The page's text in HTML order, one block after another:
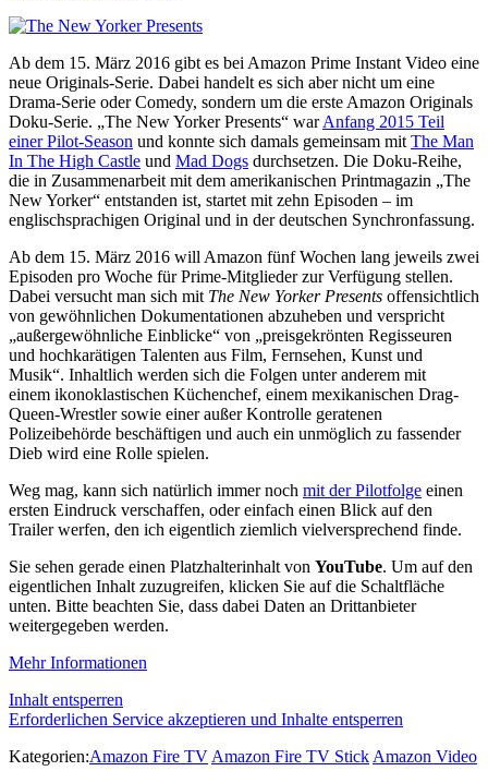
Ab dem 15. März 2016 gibt es bei Amazon Prime Instant Video eine
neue Originals-Serie. Dabei handelt es sich aber nicht um eine
Drama-Serie oder Comedy, sondern um die erste Amazon Originals
Doku-Serie. „The New Yorker Presents“ warAnfang 2015 Teil
einer Pilot-Season und konnte sich damals gemeinsam mitThe Man
In The High Castle und Mad Dogs durchsetzen. Die Doku-Reihe,
die in Zusammenarbeit mit dem amerikanischen Printmagazin „The
New Yorker“ entstanden ist, startet mit zehn Episoden – im
englischsprachigen Original und in der deutschen Synchronfassung.
Ab dem 15. März 2016 will Amazon fünf Wochen lang jeweils zwei
Episoden pro Woche für Prime-Mitglieder zur Verfügung stellen.
Dabei versucht man sich mit The New Yorker Presents offensichtlich
von gewöhnlichen Dokumentationen abzuheben und verspricht
„außergewöhnliche Einblicke“ von „preisgekrönten Regisseuren
und hochkarätigen Talenten aus Film, Fernsehen, Kunst und
Musik“. Inhaltlich werden sich die Folgen unter anderem mit
einem ikonoklastischen Küchenchef, einem mexikanischen Drag-
Queen-Wrestler sowie einer außer Kontrolle geratenen
Polizeibehörde beschäftigen und auch ein unmöglich zu fassender
Dieb wird eine Rolle spielen.
Weg mag, kann sich natürlich immer noch mit der Pilotfolge einen
ersten Eindruck verschaffen, oder einfach einen Blick auf den
Trailer werfen, den ich eigentlich ziemlich vielversprechend finde.
Sie sehen gerade einen Platzhalterinhalt von YouTube. Um auf den
eigentlichen Inhalt zuzugreifen, klicken Sie auf die Schaltfläche
unten. Bitte beachten Sie, dass dabei Daten an Drittanbieter
weitergegeben werden.
Mehr Informationen
Inhalt entsperren
Erforderlichen Service akzeptieren und Inhalte entsperren
Kategorien:Amazon Fire TVAmazon Fire TV StickAmazon Video